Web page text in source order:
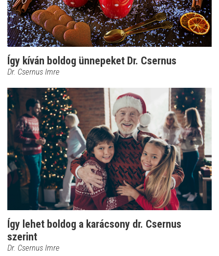
Így kíván boldog ünnepeket Dr. Csernus
Dr. Csernus Imre
Így lehet boldog a karácsony dr. Csernus
szerint
Dr. Csernus Imre